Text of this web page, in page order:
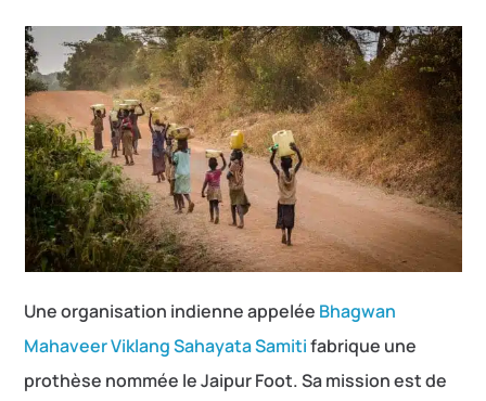
Une organisation indienne appelée Bhagwan
Mahaveer Viklang Sahayata Samitifabrique une
prothèse nommée le Jaipur Foot. Sa mission est de